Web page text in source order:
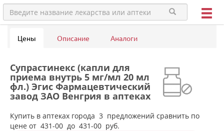
Цены Описание Аналоги
Супрастинекс (капли для
приема внутрь 5 мг/мл 20 мл
фл.) Эгис Фармацевтический
завод ЗАО Венгрия в аптеках
города Североуральска
Купить в аптеках города 3 предложений сравнить по
цене от 431-00 до 431-00 руб.